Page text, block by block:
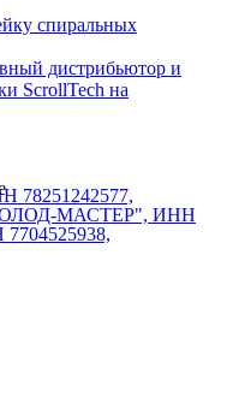
спиральных
дистрибьютор и
ScrollTech на